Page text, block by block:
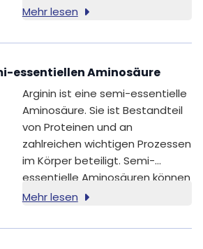
Mehr lesen
essentiellen Aminosäure
Arginin ist eine semi-essentielle
Aminosäure. Sie ist Bestandteil
von Proteinen und an
zahlreichen wichtigen Prozessen
im Körper beteiligt. Semi-
essentielle Aminosäuren können
vom Körper selbst gebildet
Lebenssituationen kann die
Mehr lesen